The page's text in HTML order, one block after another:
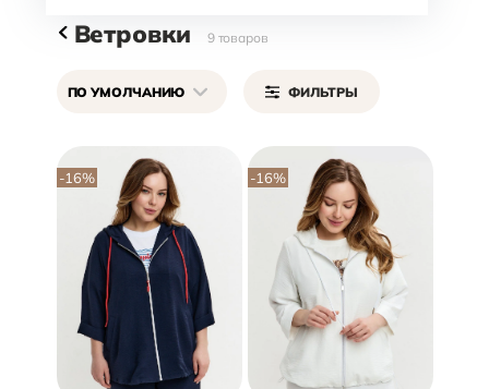
Ветровки 9 товаров
ПО УМОЛЧАНИЮ ФИЛЬТРЫ
-16% -16%